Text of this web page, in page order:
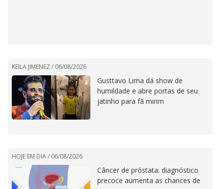
KEILA JIMENEZ / 06/08/2026
Gusttavo Lima dá show de
humildade e abre portas de seu
jatinho para fã mirim
HOJE EM DIA / 06/08/2026
Câncer de próstata: diagnóstico
precoce aumenta as chances de